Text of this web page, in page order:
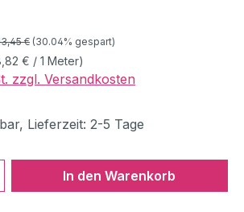
Preis:
€ (30.04% gespart)
€ / 1 Meter)
zzgl. Versandkosten
Lieferzeit: 2-5 Tage
Gib den
In den Warenkorb